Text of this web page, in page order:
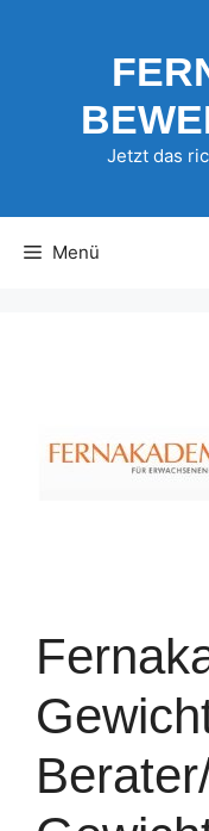
Jetzt das
Menü